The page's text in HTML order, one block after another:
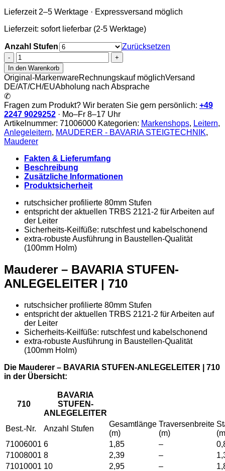
Lieferzeit 2–5 Werktage · Expressversand möglich
Lieferzeit: sofort lieferbar (2-5 Werktage)
Anzahl Stufen
Zurücksetzen
Mauderer
-
BAVARIA
STUFEN-
ANLEGELEITER
710
Menge
In den Warenkorb
Original-MarkenwareRechnungskauf möglichVersand
DE/AT/CH/EUAbholung nach Absprache
✆
Fragen zum Produkt? Wir beraten Sie gern persönlich: +49
2247 9029252 · Mo–Fr 8–17 Uhr
Artikelnummer: 71006000 Kategorien: Markenshops, Leitern,
Anlegeleitern, MAUDERER - BAVARIA STEIGTECHNIK,
Mauderer
Fakten & Lieferumfang
Beschreibung
Zusätzliche Informationen
Produktsicherheit
rutschsicher profilierte 80mm Stufen
entspricht der aktuellen TRBS 2121-2 für Arbeiten auf
der Leiter
Sicherheits-Keilfüße: rutschfest und kabelschonend
extra-robuste Ausführung in Baustellen-Qualität
(100mm Holm)
Mauderer – BAVARIA STUFEN-
ANLEGELEITER | 710
rutschsicher profilierte 80mm Stufen
entspricht der aktuellen TRBS 2121-2 für Arbeiten auf
der Leiter
Sicherheits-Keilfüße: rutschfest und kabelschonend
extra-robuste Ausführung in Baustellen-Qualität
(100mm Holm)
Die Mauderer – BAVARIA STUFEN-ANLEGELEITER | 710
in der Übersicht:
710
BAVARIA
STUFEN-
ANLEGELEITER
Best.-Nr.
Anzahl Stufen
Gesamtlänge
(m)
Traversenbreite
(m)
71006001 6 1,85 –
71008001 8 2,39 –
71010001 10 2,95 –